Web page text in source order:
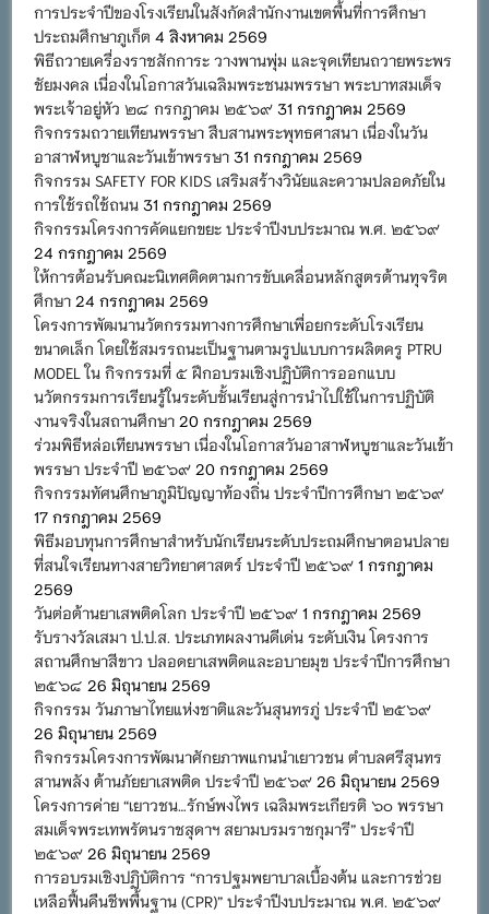
การประจำปีของโรงเรียนในสังกัดสำนักงานเขตพื้นที่การศึกษา
ประถมศึกษาภูเก็ต 4 สิงหาคม 2569
พิธีถวายเครื่องราชสักการะ วางพานพุ่ม และจุดเทียนถวายพระพร
ชัยมงคล เนื่องในโอกาสวันเฉลิมพระชนมพรรษา พระบาทสมเด็จ
พระเจ้าอยู่หัว ๒๘ กรกฎาคม ๒๕๖๙ 31 กรกฎาคม 2569
กิจกรรมถวายเทียนพรรษา สืบสานพระพุทธศาสนา เนื่องในวัน
อาสาฬหบูชาและวันเข้าพรรษา 31 กรกฎาคม 2569
กิจกรรม SAFETY FOR KIDS เสริมสร้างวินัยและความปลอดภัยใน
การใช้รถใช้ถนน 31 กรกฎาคม 2569
กิจกรรมโครงการคัดแยกขยะ ประจำปีงบประมาณ พ.ศ. ๒๕๖๙
24 กรกฎาคม 2569
ให้การต้อนรับคณะนิเทศติดตามการขับเคลื่อนหลักสูตรต้านทุจริต
ศึกษา 24 กรกฎาคม 2569
โครงการพัฒนานวัตกรรมทางการศึกษาเพื่อยกระดับโรงเรียน
ขนาดเล็ก โดยใช้สมรรถนะเป็นฐานตามรูปแบบการผลิตครู PTRU
MODEL ใน กิจกรรมที่ ๕ ฝึกอบรมเชิงปฏิบัติการออกแบบ
นวัตกรรมการเรียนรู้ในระดับชั้นเรียนสู่การนำไปใช้ในการปฏิบัติ
งานจริงในสถานศึกษา 20 กรกฎาคม 2569
ร่วมพิธีหล่อเทียนพรรษา เนื่องในโอกาสวันอาสาฬหบูชาและวันเข้า
พรรษา ประจำปี ๒๕๖๙ 20 กรกฎาคม 2569
กิจกรรมทัศนศึกษาภูมิปัญญาท้องถิ่น ประจำปีการศึกษา ๒๕๖๙
17 กรกฎาคม 2569
พิธีมอบทุนการศึกษาสำหรับนักเรียนระดับประถมศึกษาตอนปลาย
ที่สนใจเรียนทางสายวิทยาศาสตร์ ประจำปี ๒๕๖๙ 1 กรกฎาคม
2569
วันต่อต้านยาเสพติดโลก ประจำปี ๒๕๖๙ 1 กรกฎาคม 2569
รับรางวัลเสมา ป.ป.ส. ประเภทผลงานดีเด่น ระดับเงิน โครงการ
สถานศึกษาสีขาว ปลอดยาเสพติดและอบายมุข ประจำปีการศึกษา
๒๕๖๘ 26 มิถุนายน 2569
กิจกรรม วันภาษาไทยแห่งชาติและวันสุนทรภู่ ประจำปี ๒๕๖๙
26 มิถุนายน 2569
กิจกรรมโครงการพัฒนาศักยภาพแกนนำเยาวชน ตำบลศรีสุนทร
สานพลัง ต้านภัยยาเสพติด ประจำปี ๒๕๖๙ 26 มิถุนายน 2569
โครงการค่าย “เยาวชน…รักษ์พงไพร เฉลิมพระเกียรติ ๖๐ พรรษา
สมเด็จพระเทพรัตนราชสุดาฯ สยามบรมราชกุมารี” ประจำปี
๒๕๖๙ 26 มิถุนายน 2569
การอบรมเชิงปฏิบัติการ “การปฐมพยาบาลเบื้องต้น และการช่วย
เหลือฟื้นคืนชีพพื้นฐาน (CPR)” ประจำปีงบประมาณ พ.ศ. ๒๕๖๙